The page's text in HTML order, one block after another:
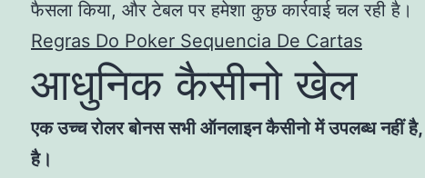
फैसला किया, और टेबल पर हमेशा कुछ कार्रवाई चल रही है।
Regras Do Poker Sequencia De Cartas
आधुनिक कैसीनो खेल
एक उच्च रोलर बोनस सभी ऑनलाइन कैसीनो में उपलब्ध नहीं है,
है।